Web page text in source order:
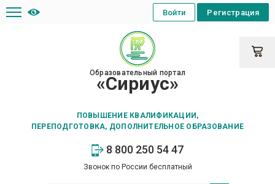
Образовательный портал
«Сириус»
ПОВЫШЕНИЕ КВАЛИФИКАЦИИ,
ПЕРЕПОДГОТОВКА, ДОПОЛНИТЕЛЬНОЕ ОБРАЗОВАНИЕ
8 800 250 54 47
Звонок по России бесплатный
Регистрация
Войти